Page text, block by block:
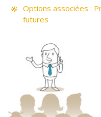
Options associées :
futures